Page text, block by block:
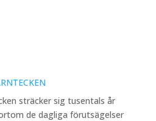
sträcker sig tusentals år
de dagliga förutsägelser